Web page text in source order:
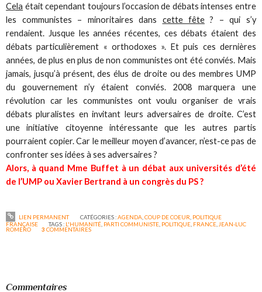
Cela était cependant toujours l’occasion de débats intenses entre
les communistes – minoritaires dans cette fête? – qui s’y
rendaient. Jusque les années récentes, ces débats étaient des
débats particulièrement « orthodoxes ». Et puis ces dernières
années, de plus en plus de non communistes ont été conviés. Mais
jamais, jusqu’à présent, des élus de droite ou des membres UMP
du gouvernement n’y étaient conviés. 2008 marquera une
révolution car les communistes ont voulu organiser de vrais
débats pluralistes en invitant leurs adversaires de droite. C’est
une initiative citoyenne intéressante que les autres partis
pourraient copier. Car le meilleur moyen d’avancer, n’est-ce pas de
confronter ses idées à ses adversaires ?
Alors, à quand Mme Buffet à un débat aux universités d’été
de l’UMP ou Xavier Bertrand à un congrès du PS ?
LIEN PERMANENT CATÉGORIES :AGENDA COUP DE COEUR POLITIQUE
FRANÇAISE
TAGS : L'HUMANITÉ PARTI COMMUNISTE POLITIQUE FRANCE JEAN-LUC
ROMERO 3 COMMENTAIRES
Commentaires